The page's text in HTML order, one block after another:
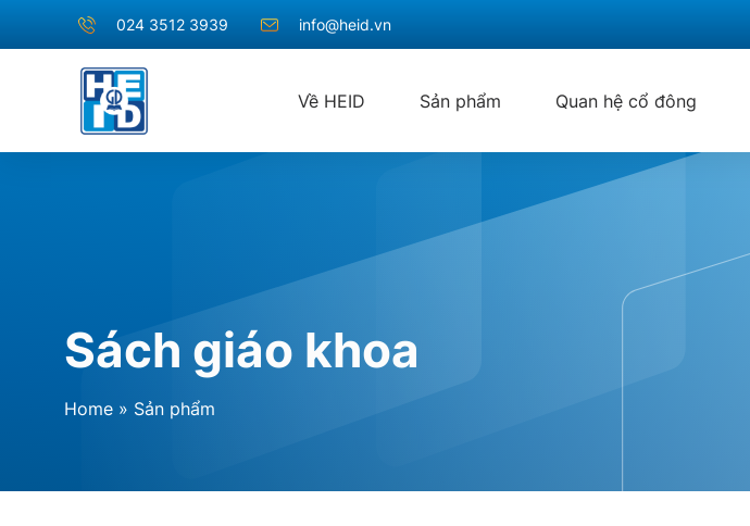
024 3512 3939 info@heid.vn
Về HEID Sản phẩm Quan hệ cổ đông
Sách giáo khoa
Home » Sản phẩm